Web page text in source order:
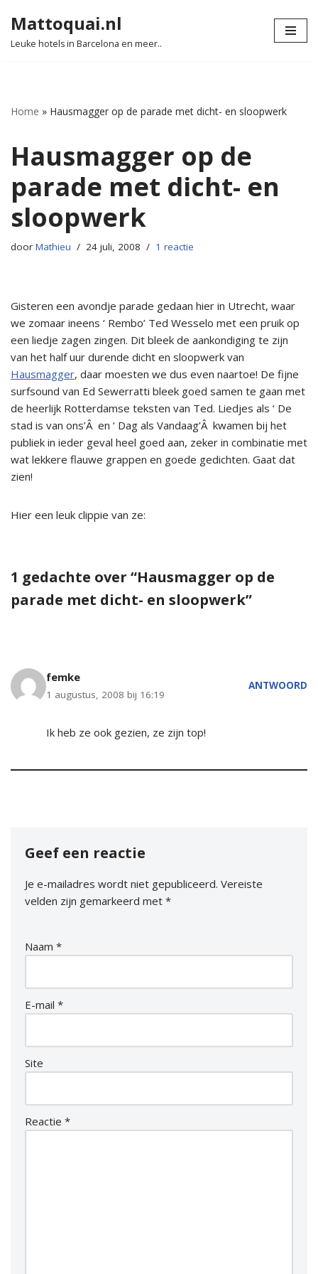
Ga
Mattoquai.nl
Leuke hotels in Barcelona en meer..
Home » Hausmagger op de parade met dicht- en sloopwerk
Hausmagger op de
parade met dicht- en
sloopwerk
door Mathieu 24 juli, 2008 1 reactie
Gisteren een avondje parade gedaan hier in Utrecht, waar
we zomaar ineens ‘ Rembo’ Ted Wesselo met een pruik op
een liedje zagen zingen. Dit bleek de aankondiging te zijn
van het half uur durende dicht en sloopwerk van
Hausmagger, daar moesten we dus even naartoe! De fijne
surfsound van Ed Sewerratti bleek goed samen te gaan met
de heerlijk Rotterdamse teksten van Ted. Liedjes als ‘ De
stad is van ons’Â en ‘ Dag als Vandaag’Â kwamen bij het
publiek in ieder geval heel goed aan, zeker in combinatie met
wat lekkere flauwe grappen en goede gedichten. Gaat dat
zien!
Hier een leuk clippie van ze:
1 gedachte over “Hausmagger op de
parade met dicht- en sloopwerk”
femke
1 augustus, 2008 bij 16:19
ANTWOORD
Ik heb ze ook gezien, ze zijn top!
Geef een reactie
Je e-mailadres wordt niet gepubliceerd. Vereiste
velden zijn gemarkeerd met *
Naam *
E-mail *
Site
Reactie *